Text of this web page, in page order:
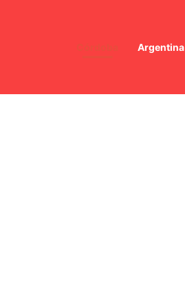
Argentina